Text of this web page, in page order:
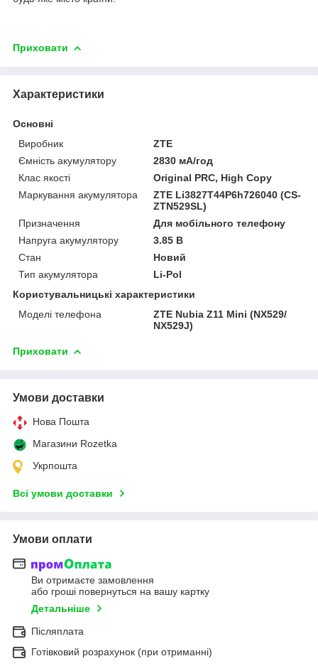
Приховати
Характеристики
Основні
Виробник
ZTE
Ємність акумулятору
2830 мА/год
Клас якості
Original PRC, High Copy
Маркування акумулятора
ZTE Li3827T44P6h726040 (CS-
ZTN529SL)
Призначення
Для мобільного телефону
Напруга акумулятору
3.85 В
Стан
Новий
Тип акумулятора
Li-Pol
Користувальницькі характеристики
Моделі телефона
ZTE Nubia Z11 Mini (NX529/
NX529J)
Приховати
Умови доставки
Нова Пошта
Магазини Rozetka
Укрпошта
Всі умови доставки
Умови оплати
Ви отримаєте замовлення
або гроші повернуться на вашу картку
Детальніше
Післяплата
Готівковий розрахунок (при отриманні)